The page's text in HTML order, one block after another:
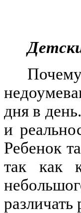
дня в
и
Ребенок
так как